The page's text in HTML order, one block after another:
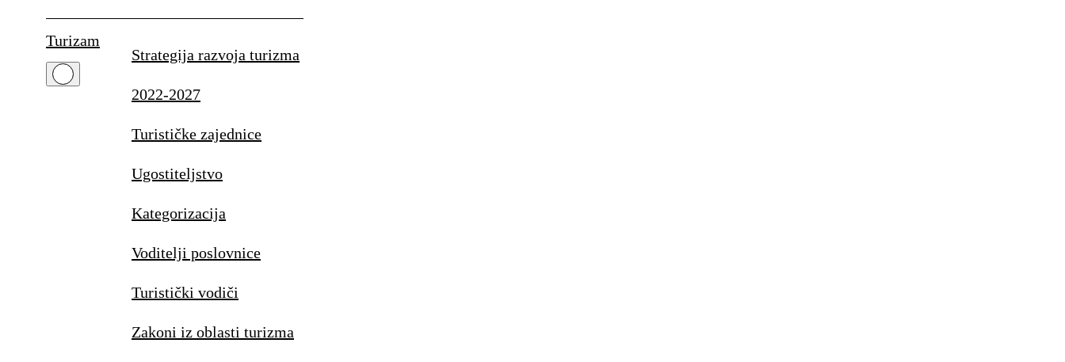
Turizam
Strategija razvoja turizma
2022-2027
Turističke zajednice
Ugostiteljstvo
Kategorizacija
Voditelji poslovnice
Turistički vodiči
Zakoni iz oblasti turizma